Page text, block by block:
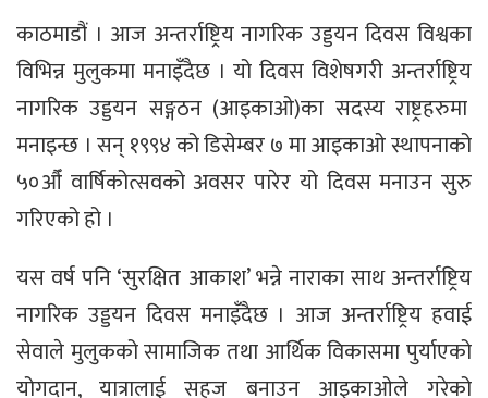
काठमाडौं । आज अन्तर्राष्ट्रिय नागरिक उड्डयन दिवस विश्वका
विभिन्न मुलुकमा मनाइँदैछ । यो दिवस विशेषगरी अन्तर्राष्ट्रिय
नागरिक उड्डयन सङ्गठन (आइकाओ)का सदस्य राष्ट्रहरुमा
मनाइन्छ । सन् १९९४ को डिसेम्बर ७ मा आइकाओ स्थापनाको
५०औँ वार्षिकोत्सवको अवसर पारेर यो दिवस मनाउन सुरु
गरिएको हो ।
यस वर्ष पनि ‘सुरक्षित आकाश’ भन्ने नाराका साथ अन्तर्राष्ट्रिय
नागरिक उड्डयन दिवस मनाइँदैछ । आज अन्तर्राष्ट्रिय हवाई
सेवाले मुलुकको सामाजिक तथा आर्थिक विकासमा पुर्याएको
योगदान, यात्रालाई सहज बनाउन आइकाओले गरेको